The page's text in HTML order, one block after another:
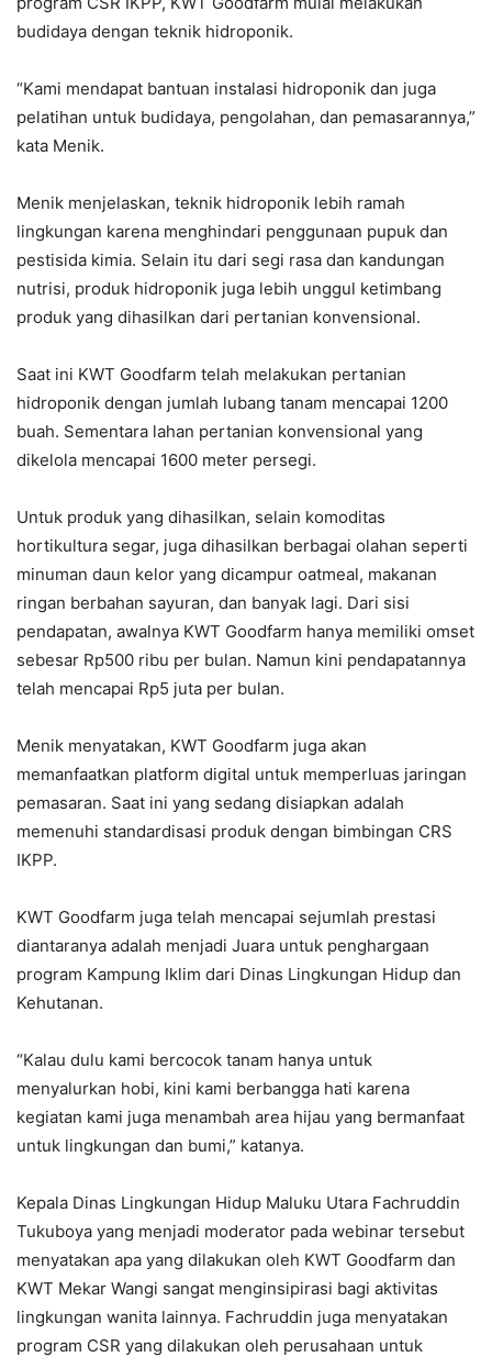
budidaya dengan teknik hidroponik.
“Kami mendapat bantuan instalasi hidroponik dan juga
pelatihan untuk budidaya, pengolahan, dan pemasarannya,”
kata Menik.
Menik menjelaskan, teknik hidroponik lebih ramah
lingkungan karena menghindari penggunaan pupuk dan
pestisida kimia. Selain itu dari segi rasa dan kandungan
nutrisi, produk hidroponik juga lebih unggul ketimbang
produk yang dihasilkan dari pertanian konvensional.
Saat ini KWT Goodfarm telah melakukan pertanian
hidroponik dengan jumlah lubang tanam mencapai 1200
buah. Sementara lahan pertanian konvensional yang
dikelola mencapai 1600 meter persegi.
Untuk produk yang dihasilkan, selain komoditas
hortikultura segar, juga dihasilkan berbagai olahan seperti
minuman daun kelor yang dicampur oatmeal, makanan
ringan berbahan sayuran, dan banyak lagi. Dari sisi
pendapatan, awalnya KWT Goodfarm hanya memiliki omset
sebesar Rp500 ribu per bulan. Namun kini pendapatannya
telah mencapai Rp5 juta per bulan.
Menik menyatakan, KWT Goodfarm juga akan
memanfaatkan platform digital untuk memperluas jaringan
pemasaran. Saat ini yang sedang disiapkan adalah
memenuhi standardisasi produk dengan bimbingan CRS
IKPP.
KWT Goodfarm juga telah mencapai sejumlah prestasi
diantaranya adalah menjadi Juara untuk penghargaan
program Kampung Iklim dari Dinas Lingkungan Hidup dan
Kehutanan.
“Kalau dulu kami bercocok tanam hanya untuk
menyalurkan hobi, kini kami berbangga hati karena
kegiatan kami juga menambah area hijau yang bermanfaat
untuk lingkungan dan bumi,” katanya.
Kepala Dinas Lingkungan Hidup Maluku Utara Fachruddin
Tukuboya yang menjadi moderator pada webinar tersebut
menyatakan apa yang dilakukan oleh KWT Goodfarm dan
KWT Mekar Wangi sangat menginsipirasi bagi aktivitas
lingkungan wanita lainnya. Fachruddin juga menyatakan
program CSR yang dilakukan oleh perusahaan untuk